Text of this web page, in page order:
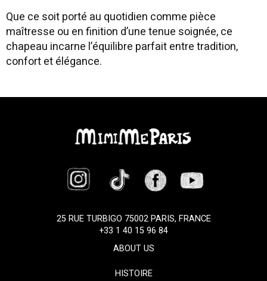
Que ce soit porté au quotidien comme pièce
maîtresse ou en finition d’une tenue soignée, ce
chapeau incarne l’équilibre parfait entre tradition,
confort et élégance.
25 RUE TURBIGO 75002 PARIS, FRANCE
+33 1 40 15 96 84
ABOUT US
HISTOIRE